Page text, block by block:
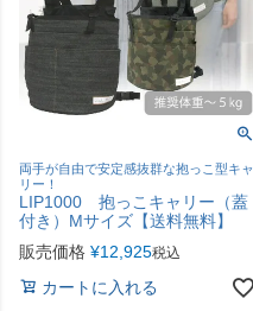
両手が自由で安定感抜群な抱っこ型キャ
リー！
LIP1000 抱っこキャリー（蓋
付き）Mサイズ【送料無料】
販売価格 ¥12,925税込
カートに入れる